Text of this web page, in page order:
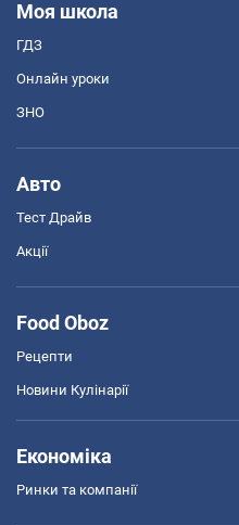
Моя школа
ГДЗ
Онлайн уроки
ЗНО
Авто
Тест Драйв
Акції
Food Oboz
Рецепти
Новини Кулінарії
Економіка
Ринки та компанії